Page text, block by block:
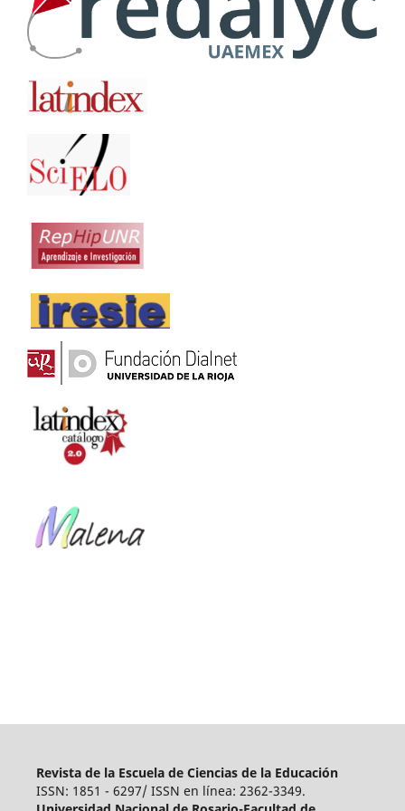
Revista de la Escuela de Ciencias de la Educación
ISSN: 1851 - 6297/ ISSN en línea: 2362-3349.